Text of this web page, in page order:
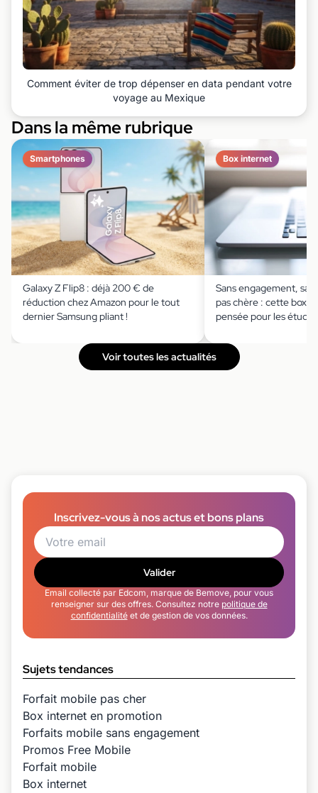
Comment éviter de trop dépenser en data pendant votre
voyage au Mexique
Dans la même rubrique
Smartphones
Galaxy Z Flip8 : déjà 200 € de
réduction chez Amazon pour le tout
dernier Samsung pliant !
Box internet
Sans engagement,
pas chère : cette box
pensée pour les
Voir toutes les actualités
Inscrivez-vous à nos actus et bons plans
Valider
Email collecté par Edcom, marque de Bemove, pour vous
renseigner sur des offres. Consultez notre politique de
confidentialitéet de gestion de vos données.
Sujets tendances
Forfait mobile pas cher
Box internet en promotion
Forfaits mobile sans engagement
Promos Free Mobile
Forfait mobile
Box internet